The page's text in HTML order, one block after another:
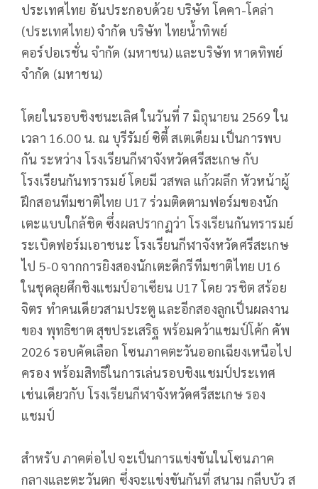
ประเทศไทย อันประกอบด้วย บริษัท โคคา-โคล่า
(ประเทศไทย) จำกัด บริษัท ไทยน้ำทิพย์
คอร์ปอเรชั่น จำกัด (มหาชน) และบริษัท หาดทิพย์
จำกัด (มหาชน)
โดยในรอบชิงชนะเลิศ ในวันที่ 7 มิถุนายน 2569 ใน
เวลา 16.00 น. ณ บุรีรัมย์ ซิตี้ สเตเดียม เป็นการพบ
กัน ระหว่าง โรงเรียนกีฬาจังหวัดศรีสะเกษ กับ
โรงเรียนกันทรารมย์ โดยมี วสพล แก้วผลึก หัวหน้าผู้
ฝึกสอนทีมชาติไทย U17 ร่วมติดตามฟอร์มของนัก
เตะแบบใกล้ชิด ซึ่งผลปรากฏว่า โรงเรียนกันทรารมย์
ระเบิดฟอร์มเอาชนะ โรงเรียนกีฬาจังหวัดศรีสะเกษ
ไป 5-0 จากการยิงสองนักเตะดีกรีทีมชาติไทย U16
ในชุดลุยศึกชิงแชมป์อาเซียน U17 โดย วรชิต สร้อย
จิตร ทำคนเดียวสามประตู และอีกสองลูกเป็นผลงาน
ของ พุทธิชาต สุขประเสริฐ พร้อมคว้าแชมป์โค้ก คัพ
2026 รอบคัดเลือก โซนภาคตะวันออกเฉียงเหนือไป
ครอง พร้อมสิทธิในการเล่นรอบชิงแชมป์ประเทศ
เช่นเดียวกับ โรงเรียนกีฬาจังหวัดศรีสะเกษ รอง
แชมป์
สำหรับ ภาคต่อไป จะเป็นการแข่งขันในโซนภาค
กลางและตะวันตก ซึ่งจะแข่งขันกันที่ สนาม กลีบบัว ส